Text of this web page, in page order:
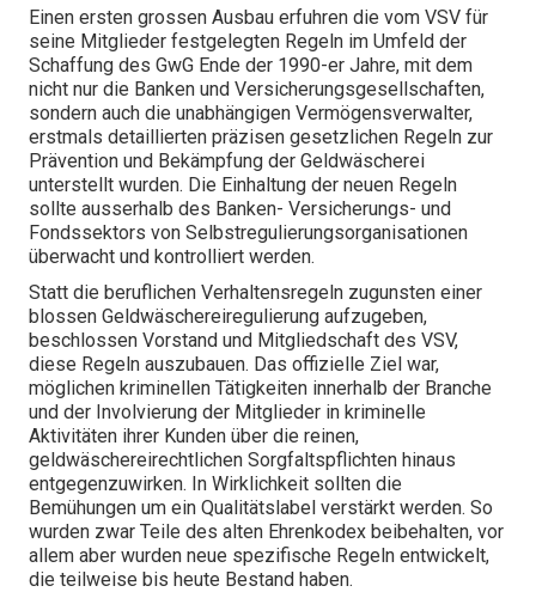
Einen ersten grossen Ausbau erfuhren die vom VSV für
seine Mitglieder festgelegten Regeln im Umfeld der
Schaffung des GwG Ende der 1990-er Jahre, mit dem
nicht nur die Banken und Versicherungsgesellschaften,
sondern auch die unabhängigen Vermögensverwalter,
erstmals detaillierten präzisen gesetzlichen Regeln zur
Prävention und Bekämpfung der Geldwäscherei
unterstellt wurden. Die Einhaltung der neuen Regeln
sollte ausserhalb des Banken- Versicherungs- und
Fondssektors von Selbstregulierungsorganisationen
überwacht und kontrolliert werden.
Statt die beruflichen Verhaltensregeln zugunsten einer
blossen Geldwäschereiregulierung aufzugeben,
beschlossen Vorstand und Mitgliedschaft des VSV,
diese Regeln auszubauen. Das offizielle Ziel war,
möglichen kriminellen Tätigkeiten innerhalb der Branche
und der Involvierung der Mitglieder in kriminelle
Aktivitäten ihrer Kunden über die reinen,
geldwäschereirechtlichen Sorgfaltspflichten hinaus
entgegenzuwirken. In Wirklichkeit sollten die
Bemühungen um ein Qualitätslabel verstärkt werden. So
wurden zwar Teile des alten Ehrenkodex beibehalten, vor
allem aber wurden neue spezifische Regeln entwickelt,
die teilweise bis heute Bestand haben.